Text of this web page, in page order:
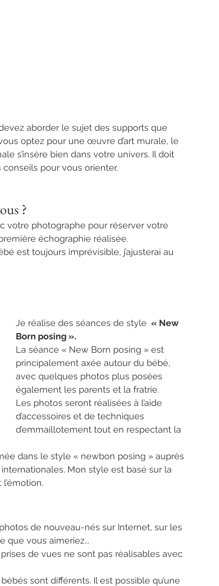
aborder le sujet des supports que
optez pour une œuvre d’art murale, le
s’insère bien dans votre univers. Il doit
pour vous orienter.
?
votre photographe pour réserver votre
échographie réalisée.
est toujours imprévisible, j’ajusterai au
Je réalise des séances de style « New
Born posing ».
La séance « New Born posing » est
principalement axée autour du bébé,
avec quelques photos plus posées
également les parents et la fratrie.
Les photos seront réalisées à l’aide
d’accessoires et de techniques
d’emmaillotement tout en respectant la
dans le style « newbon posing » auprès
Mon style est basé sur la
de nouveau-nés sur Internet, sur les
que vous aimeriez...
de vues ne sont pas réalisables avec
sont différents. Il est possible qu’une